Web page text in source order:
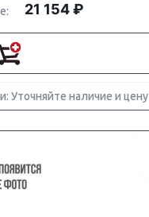
21 154 ₽
Уточняйте наличие и цену